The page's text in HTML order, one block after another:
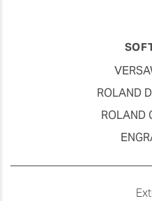
ROLAND
ROLAND